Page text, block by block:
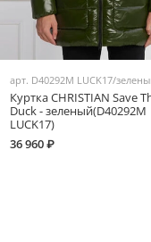
арт. D40292M LUCK17/
Куртка CHRISTIAN Save
Duck - зеленый(D40292M
LUCK17)
36 960 ₽